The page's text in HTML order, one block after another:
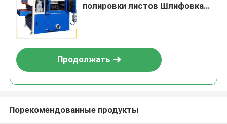
полировки листов Шлифовка
Продолжать
Порекомендованные продукты